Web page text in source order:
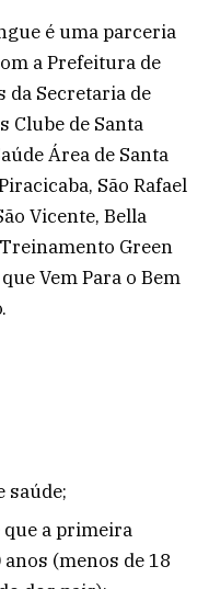
é uma parceria
a Prefeitura de
da Secretaria de
Clube de Santa
Área de Santa
São Rafael
Vicente, Bella
Treinamento Green
Vem Para o Bem
saúde;
que a primeira
(menos de 18